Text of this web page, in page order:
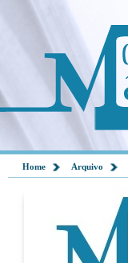
Home Arquivo